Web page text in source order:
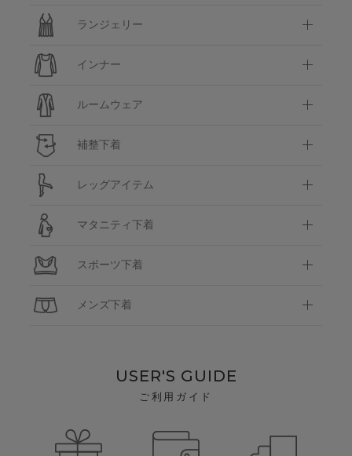
ランジェリー
インナー
ルームウェア
補整下着
レッグアイテム
マタニティ下着
スポーツ下着
メンズ下着
USER'S GUIDE
ご利用ガイド